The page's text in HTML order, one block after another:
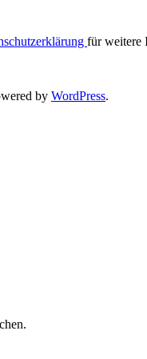
für weitere
by WordPress.